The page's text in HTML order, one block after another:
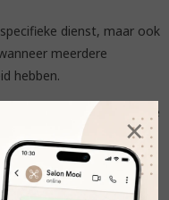
dienst, maar ook
meerdere
hebben.
behandelingen die
Dan koppel je het
binnen die
Zo hoef je niet iedere
×